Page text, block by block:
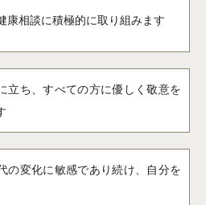
康相談に積極的に取り組みます
立ち、すべての方に優しく敬意を
の変化に敏感であり続け、自分を